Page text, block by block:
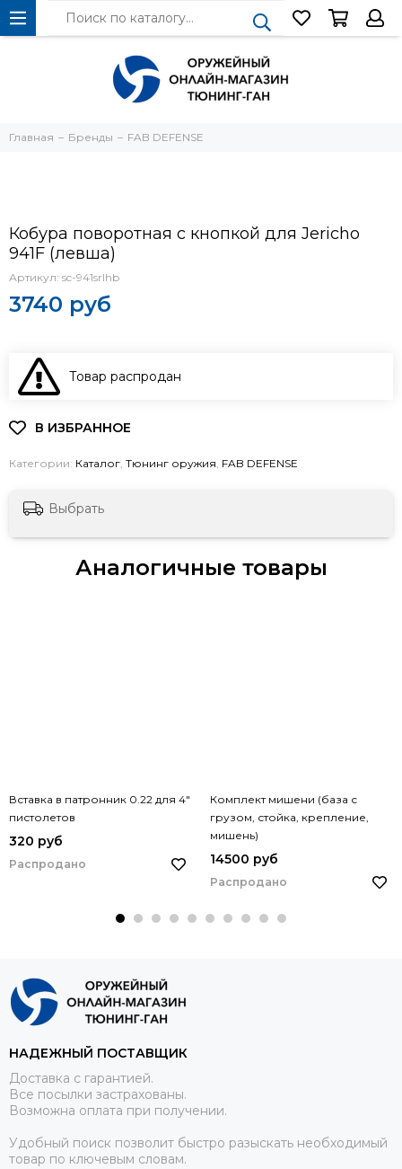
Главная Бренды FAB DEFENSE
Кобура поворотная с кнопкой для Jericho
941F (левша)
Артикул: sc-941srlhb
3740 руб
Товар распродан
Категории: Каталог, Тюнинг оружия, FAB DEFENSE
Выбрать
Аналогичные товары
Вставка в патронник 0.22 для 4"
пистолетов
320 руб
Распродано
Комплект мишени (база с
грузом, стойка, крепление,
мишень)
14500 руб
Распродано
НАДЕЖНЫЙ ПОСТАВЩИК
Доставка с гарантией.
Все посылки застрахованы.
Возможна оплата при получении.
Удобный поиск позволит быстро разыскать необходимый
товар по ключевым словам.